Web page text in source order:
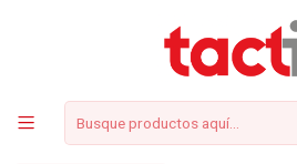
+56 2 3224 9572 +569
LINTERNAS
Linterna frontal Ledlenser